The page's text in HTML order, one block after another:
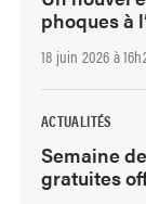
phoques à
18 juin 2026 à
ACTUALITÉS
Semaine
gratuites